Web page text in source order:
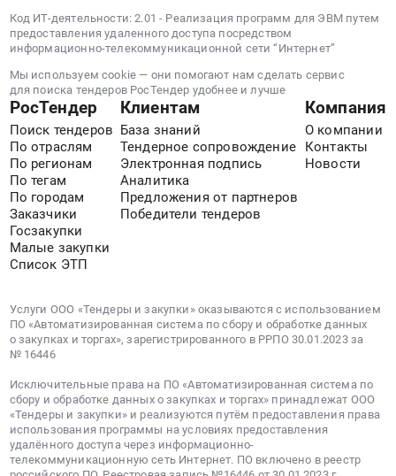
Код ИТ-деятельности: 2.01 - Реализация программ для ЭВМ путем
предоставления удаленного доступа посредством
информационно-телекоммуникационной сети “Интернет”
Мы используем cookie — они помогают нам сделать сервис
для поиска тендеров РосТендер удобнее и лучше
РосТендер
Поиск тендеров
По отраслям
По регионам
По тегам
По городам
Заказчики
Госзакупки
Малые закупки
Список ЭТП
Клиентам
База знаний
Тендерное сопровождение
Электронная подпись
Аналитика
Предложения от партнеров
Победители тендеров
Компания
О компании
Контакты
Новости
Услуги ООО «Тендеры и закупки» оказываются с использованием
ПО «Автоматизированная система по сбору и обработке данных
о закупках и торгах», зарегистрированного в РРПО 30.01.2023 за
№ 16446
Исключительные права на ПО «Автоматизированная система по
сбору и обработке данных о закупках и торгах» принадлежат ООО
«Тендеры и закупки» и реализуются путём предоставления права
использования программы на условиях предоставления
удалённого доступа через информационно-
телекоммуникационную сеть Интернет. ПО включено в реестр